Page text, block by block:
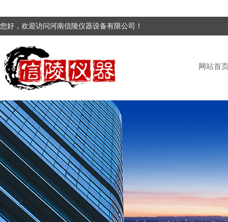
您好，欢迎访问河南信陵仪器设备有限公司！
网站首